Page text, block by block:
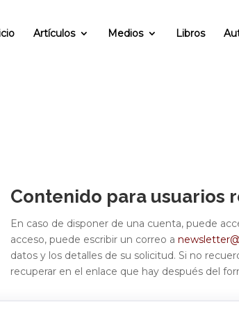
Artículos Medios Libros
Contenido para usuarios
En caso de disponer de una cuenta, puede
acceso, puede escribir un correo a
datos y los detalles de su solicitud. Si no
recuperar en el enlace que hay después del